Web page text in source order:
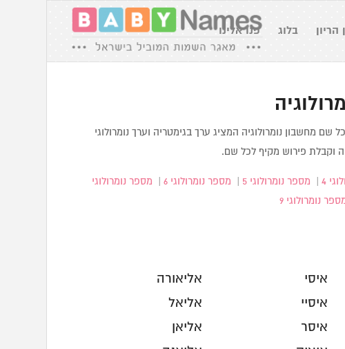
הריון בלוג פנו אלינו
מחשבון נומרולוגיה המציג ערך בגימטריה וערך נומרולוגי
פירוש מקיף לכל שם.
4
| מספר נומרולוגי 5 מספר נומרולוגי 6 | מספר נומרולוגי
נומרולוגי 9
איסי
איסיי
איסר
אליאורה
אליאל
אליאן